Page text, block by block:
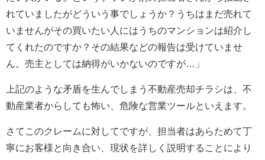
れていましたがどういう事でしょうか？うちはまだ売れて
いませんがその買いたい人にはうちのマンションは紹介し
てくれたのですか？その結果などの報告は受けていませ
ん。売主としては納得がいかないのですが…」
上記のような矛盾を生んでしまう不動産売却チラシは、不
動産業者からしても怖い、危険な営業ツールといえます。
さてこのクレームに対してですが、担当者はあらためて丁
寧にお客様と向き合い、現状を詳しく説明することにより